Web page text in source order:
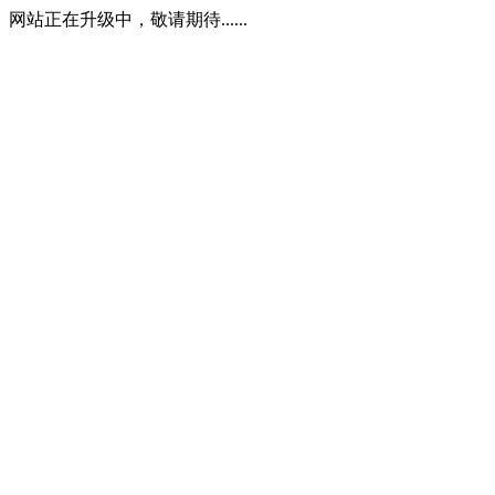
网站正在升级中，敬请期待......